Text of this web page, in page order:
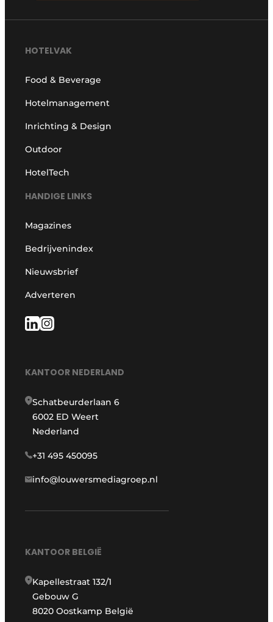
HOTELVAK
Food & Beverage
Hotelmanagement
Inrichting & Design
Outdoor
HotelTech
HANDIGE LINKS
Magazines
Bedrijvenindex
Nieuwsbrief
Adverteren
KANTOOR NEDERLAND
Schatbeurderlaan 6
6002 ED Weert
Nederland
+31 495 450095
info@louwersmediagroep.nl
KANTOOR BELGIË
Kapellestraat 132/1
Gebouw G
8020 Oostkamp België